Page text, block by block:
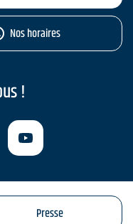
Nos horaires
!
Presse